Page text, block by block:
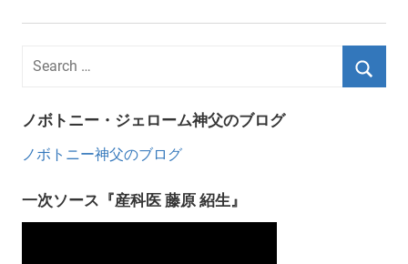
ノボトニー・ジェローム神父のブログ
ノボトニー神父のブログ
一次ソース『産科医 藤原 紹生』